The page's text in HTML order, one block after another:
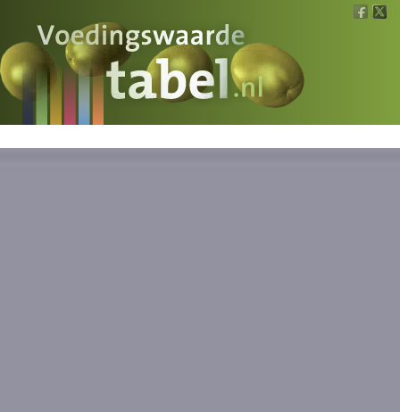
Voedingswaarde
Wat is wat?